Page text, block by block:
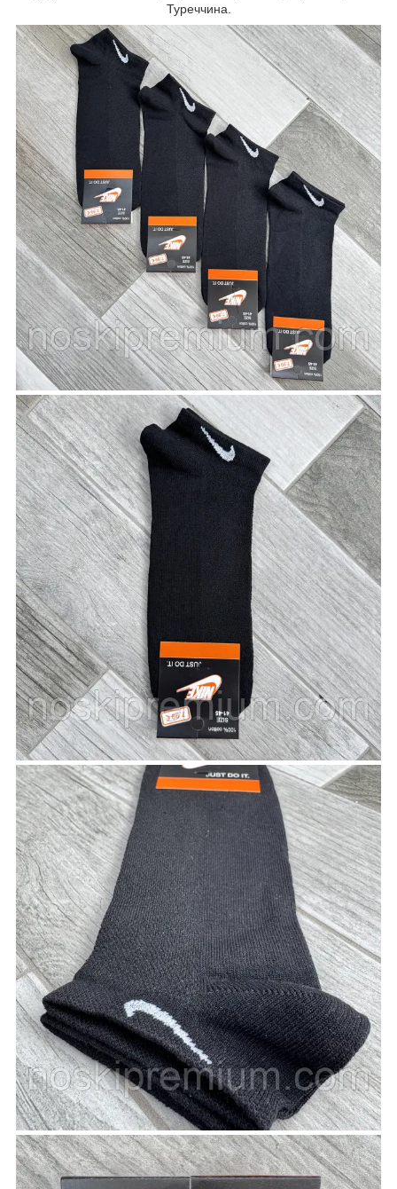
Туреччина.